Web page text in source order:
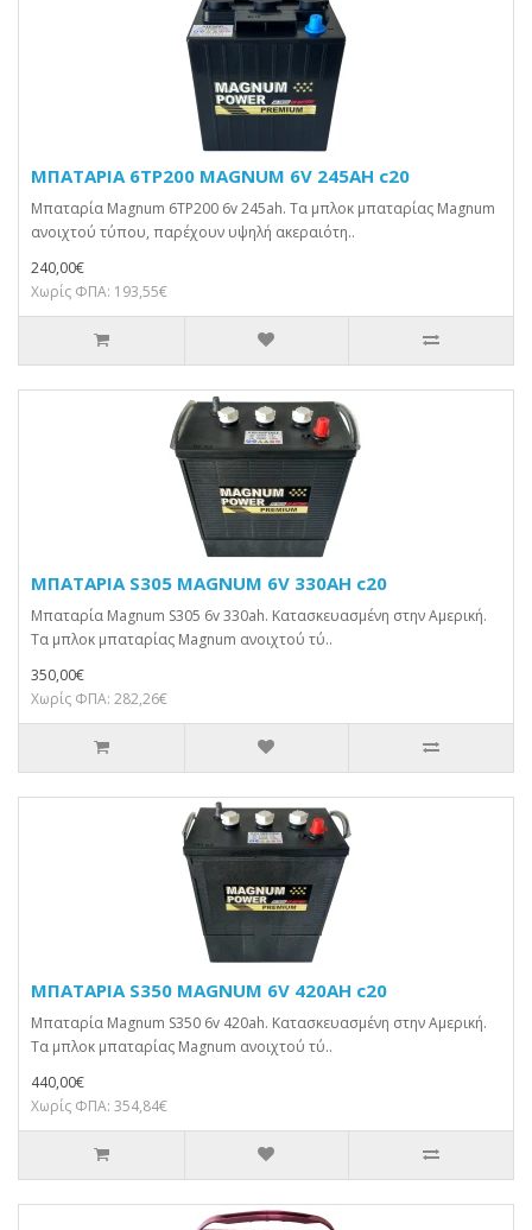
ΜΠΑΤΑΡΙΑ 6TP200 MAGNUM 6V 245AH c20
Μπαταρία Magnum 6TP200 6v 245ah. Τα μπλοκ μπαταρίας Magnum
ανοιχτού τύπου, παρέχουν υψηλή ακεραιότη..
240,00€
Χωρίς ΦΠΑ: 193,55€
ΜΠΑΤΑΡΙΑ S305 MAGNUM 6V 330AH c20
Μπαταρία Magnum S305 6v 330ah. Κατασκευασμένη στην Αμερική.
Τα μπλοκ μπαταρίας Magnum ανοιχτού τύ..
350,00€
Χωρίς ΦΠΑ: 282,26€
ΜΠΑΤΑΡΙΑ S350 MAGNUM 6V 420AH c20
Μπαταρία Magnum S350 6v 420ah. Κατασκευασμένη στην Αμερική.
Τα μπλοκ μπαταρίας Magnum ανοιχτού τύ..
440,00€
Χωρίς ΦΠΑ: 354,84€